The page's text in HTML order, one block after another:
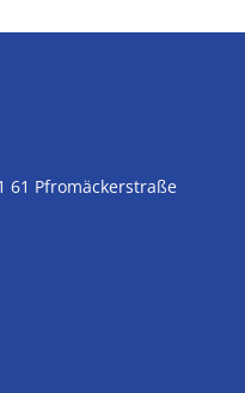
61 Pfromäckerstraße